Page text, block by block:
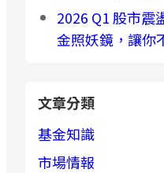
2026 Q1 股市震
金照妖鏡，讓你
文章分類
基金知識
市場情報